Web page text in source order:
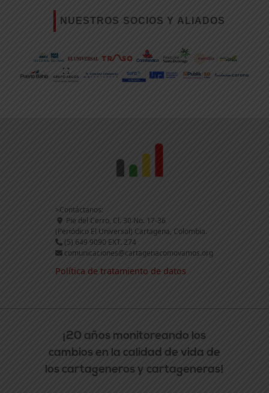
NUESTROS SOCIOS Y ALIADOS
>Contáctanos:
Pie del Cerro, Cl. 30 No. 17-36
(Periódico El Universal) Cartagena, Colombia.
(5) 649 9090 EXT. 274
comunicaciones@cartagenacomovamos.org
Política de tratamiento de datos
¡20 años monitoreando los
cambios en la calidad de vida de
los cartageneros y cartageneras!